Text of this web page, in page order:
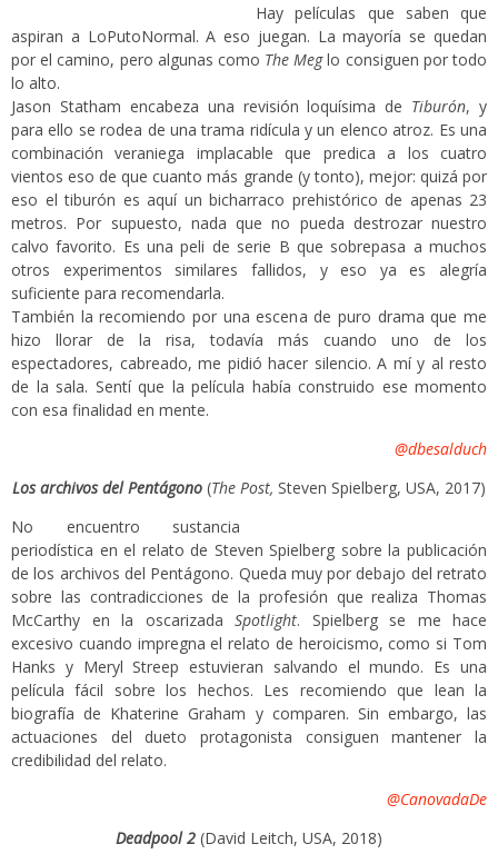
Hay películas que saben que
aspiran a LoPutoNormal. A eso juegan. La mayoría se quedan
por el camino, pero algunas como The Meglo consiguen por todo
lo alto.
Jason Statham encabeza una revisión loquísima de Tiburón, y
para ello se rodea de una trama ridícula y un elenco atroz. Es una
combinación veraniega implacable que predica a los cuatro
vientos eso de que cuanto más grande (y tonto), mejor: quizá por
eso el tiburón es aquí un bicharraco prehistórico de apenas 23
metros. Por supuesto, nada que no pueda destrozar nuestro
calvo favorito. Es una peli de serie B que sobrepasa a muchos
otros experimentos similares fallidos, y eso ya es alegría
suficiente para recomendarla.
También la recomiendo por una escena de puro drama que me
hizo llorar de la risa, todavía más cuando uno de los
espectadores, cabreado, me pidió hacer silencio. A mí y al resto
de la sala. Sentí que la película había construido ese momento
con esa finalidad en mente.
@dbesalduch
Los archivos del Pentágono (The Post, Steven Spielberg, USA, 2017)
No encuentro sustancia
periodística en el relato de Steven Spielberg sobre la publicación
de los archivos del Pentágono. Queda muy por debajo del retrato
sobre las contradicciones de la profesión que realiza Thomas
McCarthy en la oscarizada Spotlight. Spielberg se me hace
excesivo cuando impregna el relato de heroicismo, como si Tom
Hanks y Meryl Streep estuvieran salvando el mundo. Es una
película fácil sobre los hechos. Les recomiendo que lean la
biografía de Khaterine Graham y comparen. Sin embargo, las
actuaciones del dueto protagonista consiguen mantener la
credibilidad del relato.
@CanovadaDe
Deadpool 2 (David Leitch, USA, 2018)